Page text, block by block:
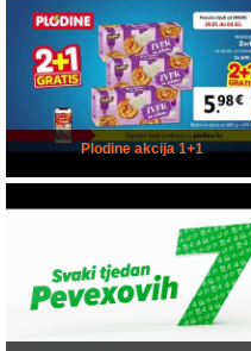
Plodine akcija 1+1